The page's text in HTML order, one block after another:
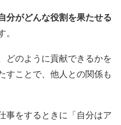
分がどんな役割を果たせる
どのように貢献できるかを
すことで、他人との関係も
事をするときに「自分はア